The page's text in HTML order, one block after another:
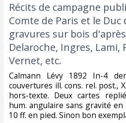
‎Récits de campagne
Comte de Paris et le Duc
gravures sur bois
Delaroche, Ingres, Lami,
Vernet, etc.‎
‎Calmann Lévy 1892 In-4
couvertures ill. cons. rel. post.,
hors-texte. Deux cartes
hum. angulaire sans gravité
10 ff. en pied. Sinon bon